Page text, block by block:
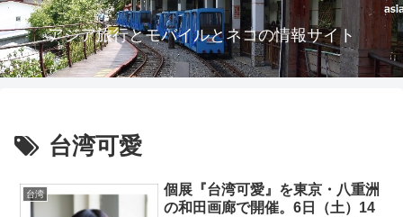
アジア旅行とモバイルとネコの情報サイト
台湾可愛
台湾
個展『台湾可愛』を東京・八重洲
の和田画廊で開催。6日（土）14